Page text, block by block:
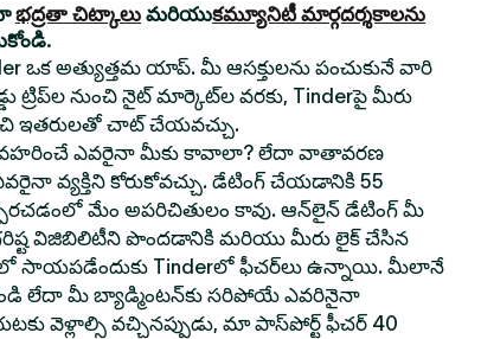
భద్రతా చిట్కాలు మరియుకమ్యూనిటీ మార్గదర్శకాలను
ఒక అత్యుత్తమ యాప్. మీ ఆసక్తులను పంచుకునే వారి
ట్రిప్‌ల నుంచి నైట్ మార్కెట్‌ల వరకు, Tinderపై మీరు
ఇతరులతో చాట్ చేయవచ్చు.
ఎవరైనా మీకు కావాలా? లేదా వాతావరణ
వ్యక్తిని కోరుకోవచ్చు. డేటింగ్ చేయడానికి 55
మేం అపరిచితులం కావు. ఆన్‌లైన్ డేటింగ్ మీ
గరిష్ట విజిబిలిటీని పొందడానికి మరియు మీరు లైక్ చేసిన
సాయపడేందుకు Tinderలో ఫీచర్‌లు ఉన్నాయి. మీలానే
లేదా మీ బ్యాడ్మింటన్‌కు సరిపోయే ఎవరినైనా
వెళ్లాల్సి వచ్చినప్పుడు, మా పాస్‌పోర్ట్ ఫీచర్ 40